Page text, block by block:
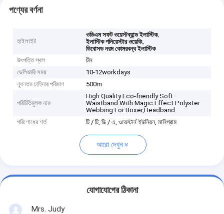
পণ্যের বর্ণনা
হাইলাইট
ওডিএম সফট ওয়েস্টব্যান্ড ইলাস্টিক,
ইলাস্টিক পলিয়েস্টার ওয়েবিং,
ডিবোসড নরম কোমরবন্ধ ইলাস্টিক
উৎপত্তি স্থল
চীন
ডেলিভারি সময়
10-12workdays
ন্যূনতম চাহিদার পরিমাণ
500m
পরিচিতিমুলক নাম
High Quality Eco-friendly Soft
Waistband With Magic Effect Polyster
Webbing For Boxer,Headband
পরিশোধের শর্ত
টি / টি, ডি / এ, ওয়েস্টার্ন ইউনিয়ন, মানিগ্রাম
আরো দেখুন
যোগাযোগের ঠিকানা
Mrs. Judy